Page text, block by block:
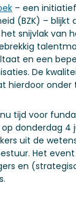
– een
(BZK) –
snijvlak van
en een
De
hierdoor onder
tijd voor
donderdag 4
uit de
Het
en